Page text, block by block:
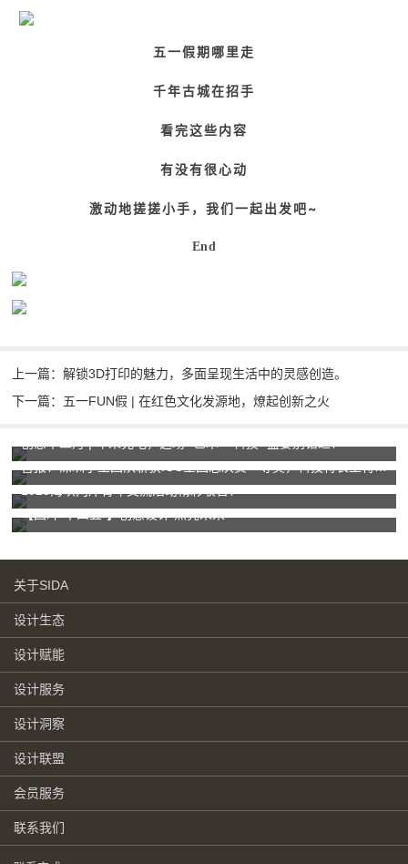
五一假期哪里走
千年古城在招手
看完这些内容
有没有很心动
激动地搓搓小手，我们一起出发吧~
End
上一篇：解锁3D打印的魅力，多面呈现生活中的灵感创造。
下一篇：五一FUN假 | 在红色文化发源地，燎起创新之火
关于SIDA
设计生态
设计赋能
设计服务
设计洞察
设计联盟
会员服务
联系我们